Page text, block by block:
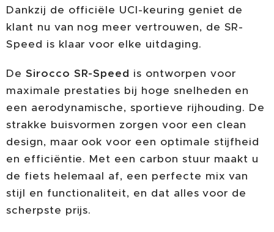
Dankzij de officiële UCI-keuring geniet de
klant nu van nog meer vertrouwen, de SR-
Speed is klaar voor elke uitdaging.
De Sirocco SR-Speed is ontworpen voor
maximale prestaties bij hoge snelheden en
een aerodynamische, sportieve rijhouding. De
strakke buisvormen zorgen voor een clean
design, maar ook voor een optimale stijfheid
en efficiëntie. Met een carbon stuur maakt u
de fiets helemaal af, een perfecte mix van
stijl en functionaliteit, en dat alles voor de
scherpste prijs.